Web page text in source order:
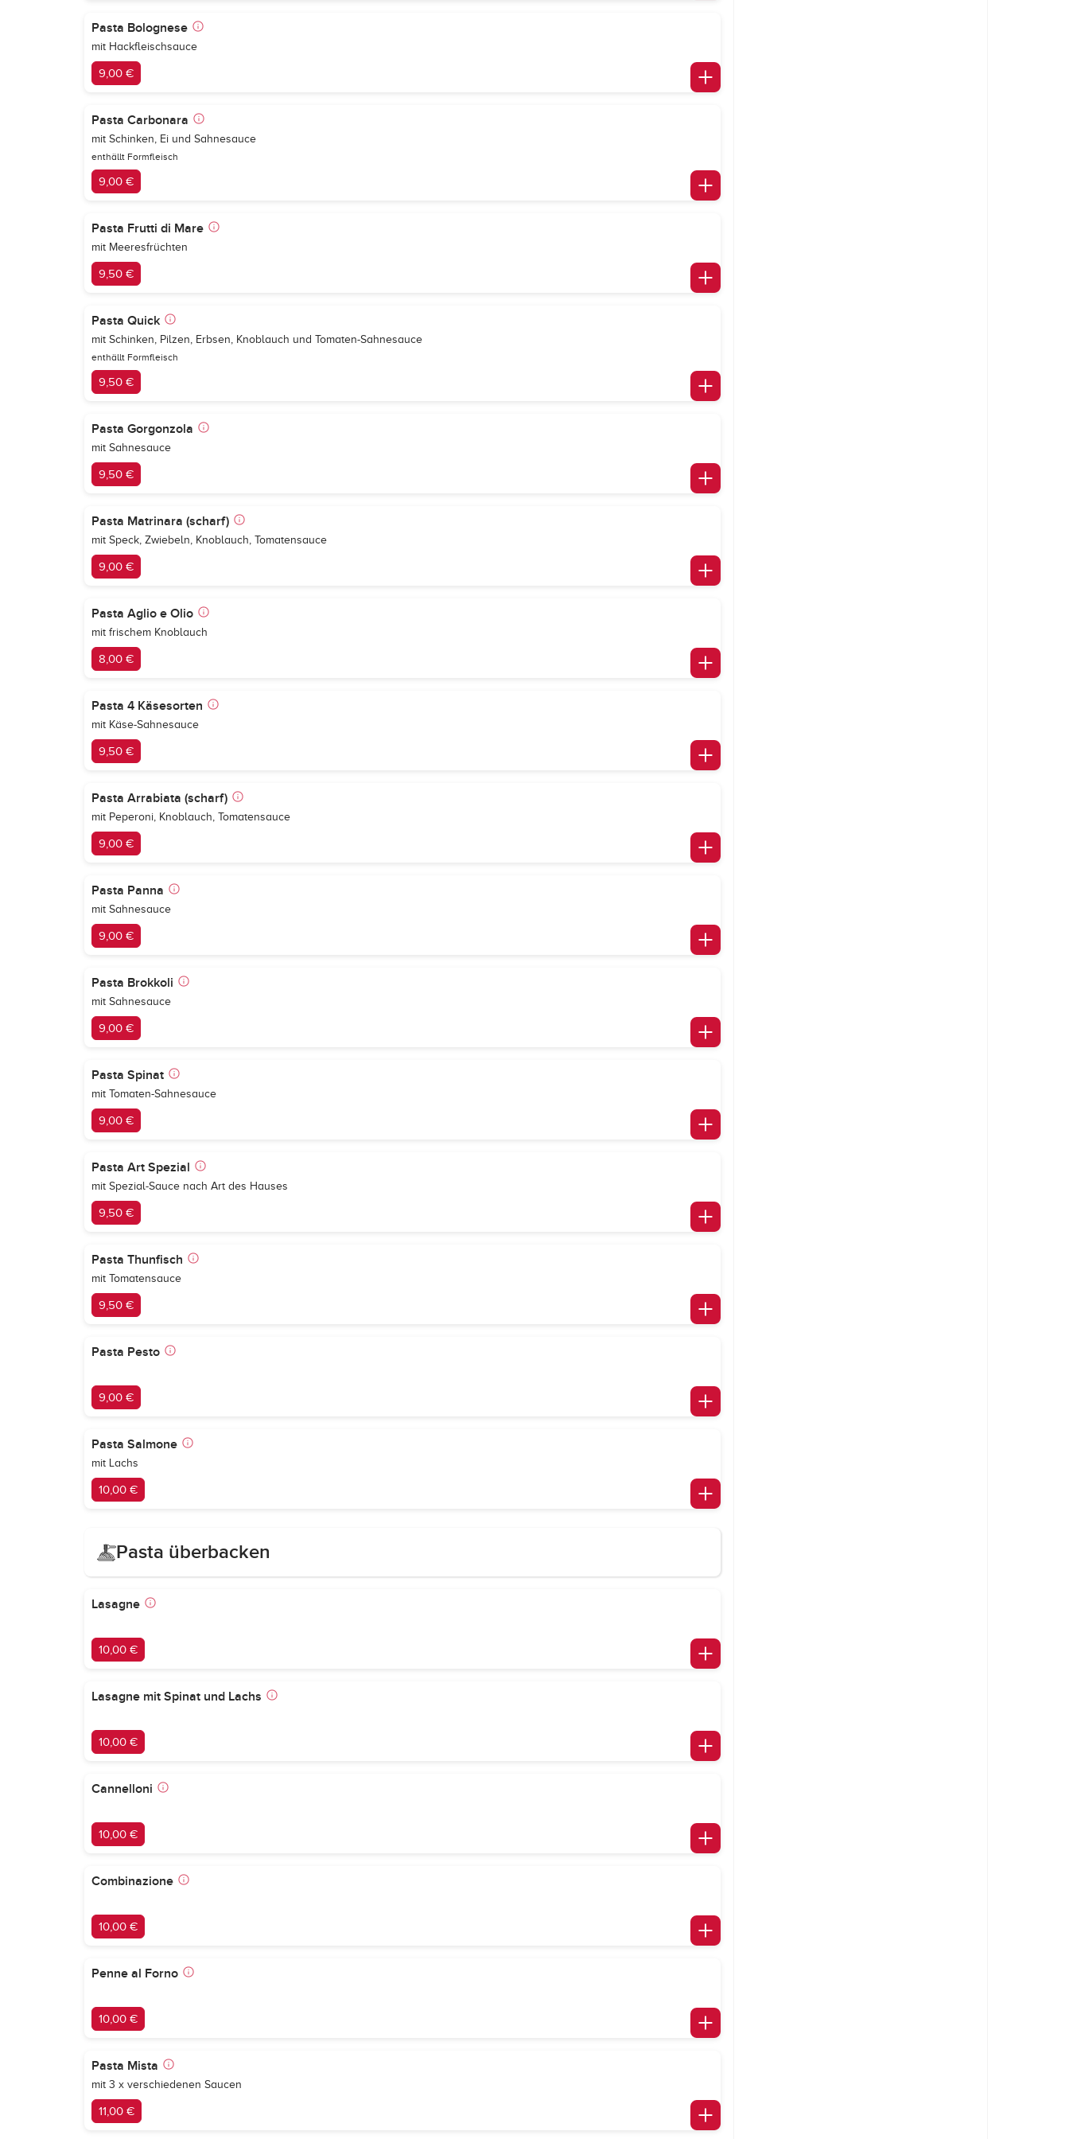
Pasta Bolognese
mit Hackfleischsauce
9,00 €
Pasta Carbonara
mit Schinken, Ei und Sahnesauce
enthällt Formfleisch
9,00 €
Pasta Frutti di Mare
mit Meeresfrüchten
9,50 €
Pasta Quick
mit Schinken, Pilzen, Erbsen, Knoblauch und Tomaten-Sahnesauce
enthällt Formfleisch
9,50 €
Pasta Gorgonzola
mit Sahnesauce
9,50 €
Pasta Matrinara (scharf)
mit Speck, Zwiebeln, Knoblauch, Tomatensauce
9,00 €
Pasta Aglio e Olio
mit frischem Knoblauch
8,00 €
Pasta 4 Käsesorten
mit Käse-Sahnesauce
9,50 €
Pasta Arrabiata (scharf)
mit Peperoni, Knoblauch, Tomatensauce
9,00 €
Pasta Panna
mit Sahnesauce
9,00 €
Pasta Brokkoli
mit Sahnesauce
9,00 €
Pasta Spinat
mit Tomaten-Sahnesauce
9,00 €
Pasta Art Spezial
mit Spezial-Sauce nach Art des Hauses
9,50 €
Pasta Thunfisch
mit Tomatensauce
9,50 €
Pasta Pesto
9,00 €
Pasta Salmone
mit Lachs
10,00 €
Pasta überbacken
Lasagne
10,00 €
Lasagne mit Spinat und Lachs
10,00 €
Cannelloni
10,00 €
Combinazione
10,00 €
Penne al Forno
10,00 €
Pasta Mista
mit 3 x verschiedenen Saucen
11,00 €